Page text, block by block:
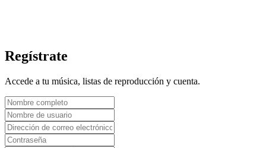
Regístrate
Accede a tu música, listas de reproducción y cuenta.